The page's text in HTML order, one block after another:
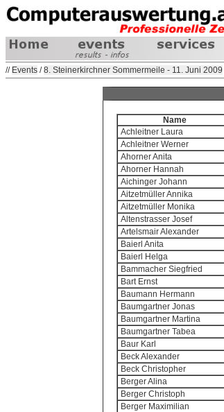
// Events /8. Steinerkirchner Sommermeile - 11. Juni 2009
Name
Achleitner Laura
Achleitner Werner
Ahorner Anita
Ahorner Hannah
Aichinger Johann
Aitzetmüller Annika
Aitzetmüller Monika
Altenstrasser Josef
Artelsmair Alexander
Baierl Anita
Baierl Helga
Bammacher Siegfried
Bart Ernst
Baumann Hermann
Baumgartner Jonas
Baumgartner Martina
Baumgartner Tabea
Baur Karl
Beck Alexander
Beck Christopher
Berger Alina
Berger Christoph
Berger Maximilian